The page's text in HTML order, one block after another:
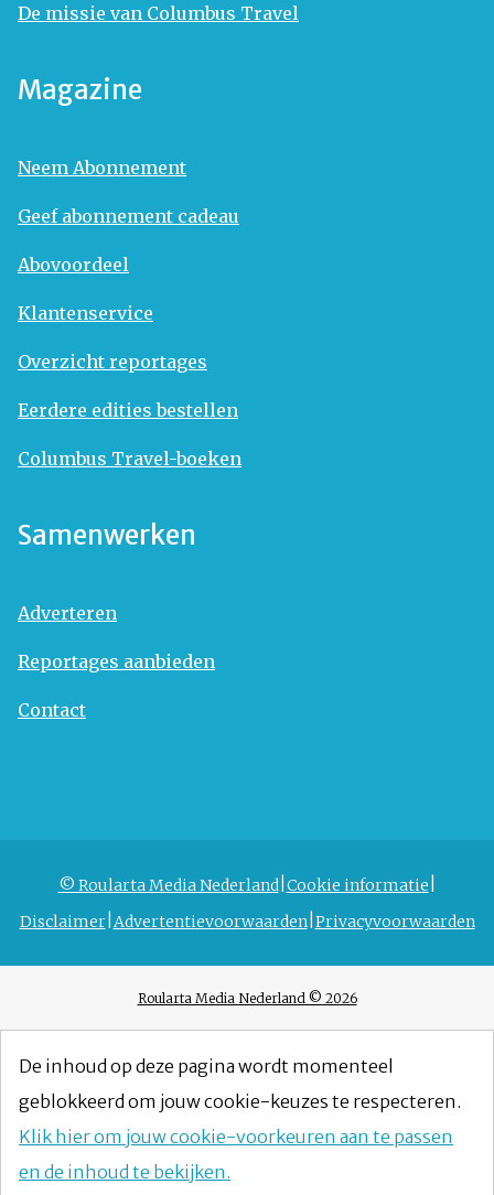
De missie van Columbus Travel
Magazine
Neem Abonnement
Geef abonnement cadeau
Abovoordeel
Klantenservice
Overzicht reportages
Eerdere edities bestellen
Columbus Travel-boeken
Samenwerken
Adverteren
Reportages aanbieden
Contact
© Roularta Media Nederland Cookie informatie
Disclaimer Advertentievoorwaarden Privacyvoorwaarden
Roularta Media Nederland © 2026
De inhoud op deze pagina wordt momenteel
geblokkeerd om jouw cookie-keuzes te respecteren.
Klik hier om jouw cookie-voorkeuren aan te passen
en de inhoud te bekijken.